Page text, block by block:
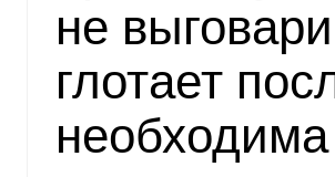
не
глотает